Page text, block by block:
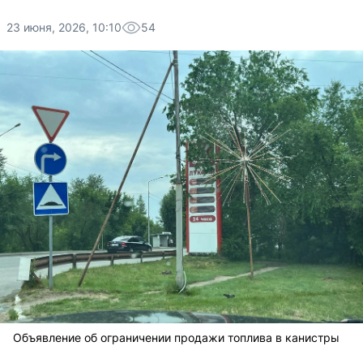
23 июня, 2026, 10:10 54
Объявление об ограничении продажи топлива в канистры